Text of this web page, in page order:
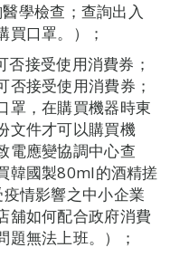
學檢查；查詢出入
買口罩。）；
接受使用消費券；
接受使用消費券；
罩，在購買機器時東
文件才可以購買機
電應變協調中心查
韓國製80ml的酒精搓
情影響之中小企業
舖如何配合政府消費
題無法上班。）；